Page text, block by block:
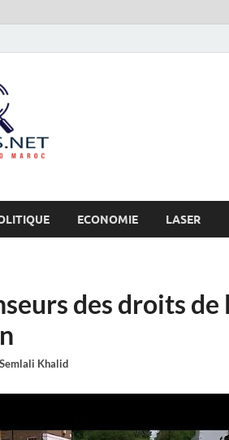
ECONOMIE LASER
des droits
Semlali Khalid